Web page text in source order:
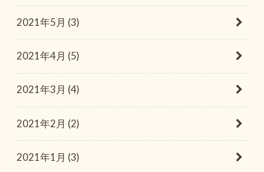
2021年5月 (3)
2021年4月 (5)
2021年3月 (4)
2021年2月 (2)
2021年1月 (3)